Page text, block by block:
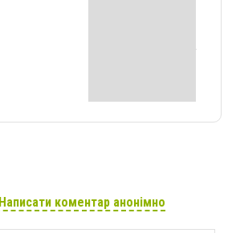
Написати коментар анонімно